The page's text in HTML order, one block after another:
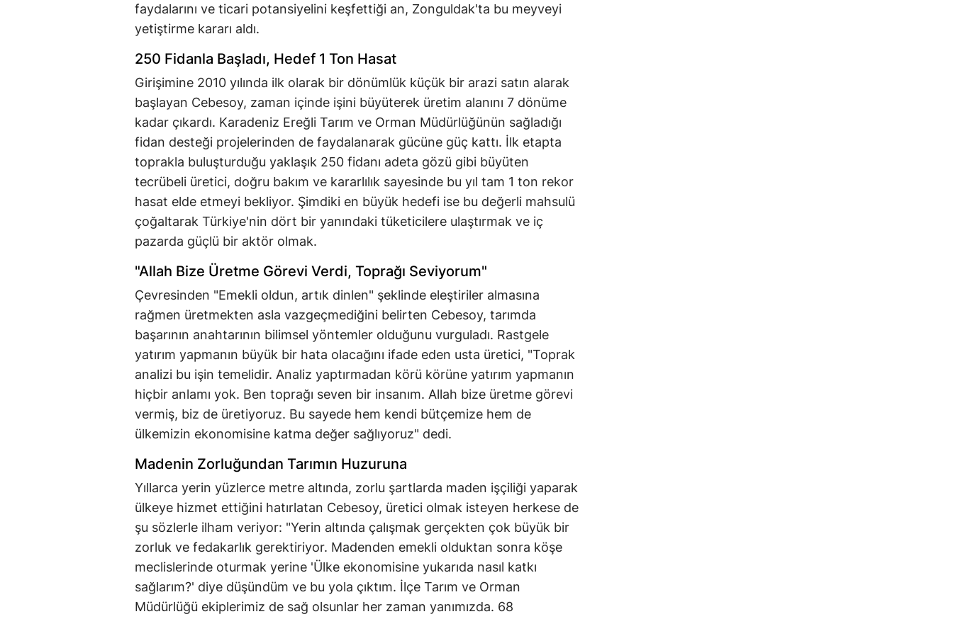
faydalarını ve ticari potansiyelini keşfettiği an, Zonguldak'ta bu meyveyi
yetiştirme kararı aldı.
250 Fidanla Başladı, Hedef 1 Ton Hasat
Girişimine 2010 yılında ilk olarak bir dönümlük küçük bir arazi satın alarak
başlayan Cebesoy, zaman içinde işini büyüterek üretim alanını 7 dönüme
kadar çıkardı. Karadeniz Ereğli Tarım ve Orman Müdürlüğünün sağladığı
fidan desteği projelerinden de faydalanarak gücüne güç kattı. İlk etapta
toprakla buluşturduğu yaklaşık 250 fidanı adeta gözü gibi büyüten
tecrübeli üretici, doğru bakım ve kararlılık sayesinde bu yıl tam 1 ton rekor
hasat elde etmeyi bekliyor. Şimdiki en büyük hedefi ise bu değerli mahsulü
çoğaltarak Türkiye'nin dört bir yanındaki tüketicilere ulaştırmak ve iç
pazarda güçlü bir aktör olmak.
"Allah Bize Üretme Görevi Verdi, Toprağı Seviyorum"
Çevresinden "Emekli oldun, artık dinlen" şeklinde eleştiriler almasına
rağmen üretmekten asla vazgeçmediğini belirten Cebesoy, tarımda
başarının anahtarının bilimsel yöntemler olduğunu vurguladı. Rastgele
yatırım yapmanın büyük bir hata olacağını ifade eden usta üretici, "Toprak
analizi bu işin temelidir. Analiz yaptırmadan körü körüne yatırım yapmanın
hiçbir anlamı yok. Ben toprağı seven bir insanım. Allah bize üretme görevi
vermiş, biz de üretiyoruz. Bu sayede hem kendi bütçemize hem de
ülkemizin ekonomisine katma değer sağlıyoruz" dedi.
Madenin Zorluğundan Tarımın Huzuruna
Yıllarca yerin yüzlerce metre altında, zorlu şartlarda maden işçiliği yaparak
ülkeye hizmet ettiğini hatırlatan Cebesoy, üretici olmak isteyen herkese de
şu sözlerle ilham veriyor: "Yerin altında çalışmak gerçekten çok büyük bir
zorluk ve fedakarlık gerektiriyor. Madenden emekli olduktan sonra köşe
meclislerinde oturmak yerine 'Ülke ekonomisine yukarıda nasıl katkı
sağlarım?' diye düşündüm ve bu yola çıktım. İlçe Tarım ve Orman
Müdürlüğü ekiplerimiz de sağ olsunlar her zaman yanımızda. 68